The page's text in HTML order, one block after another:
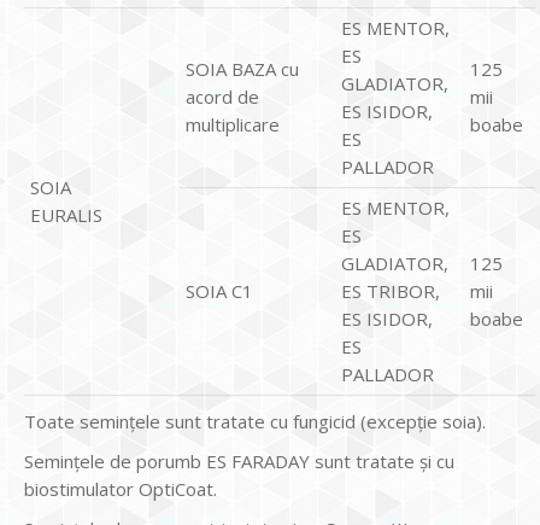
SOIA
EURALIS
SOIA BAZA cu
acord de
multiplicare
ES MENTOR,
ES
GLADIATOR,
ES ISIDOR,
ES
PALLADOR
125
mii
boabe
SOIA C1
ES MENTOR,
ES
GLADIATOR,
ES TRIBOR,
ES ISIDOR,
ES
PALLADOR
125
mii
boabe
Toate seminţele sunt tratate cu fungicid (excepție soia).
Semințele de porumb ES FARADAY sunt tratate și cu
biostimulator OptiCoat.